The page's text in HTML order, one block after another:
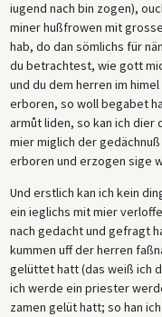
iugend nach bin zogen),
miner hußfrowen mit
hab, do dan sömlichs für
du betrachtest, wie gott
und du dem herren im
erboren, so woll begabet
armůt liden, so kan ich dier
mier miglich der
erboren und erzogen sige
Und erstlich kan ich kein
ein ieglichs mit mier
nach gedacht und gefragt
kummen uff der herren
gelüttet hatt (das weiß ich
ich werde ein priester
zamen gelüt hatt; so han